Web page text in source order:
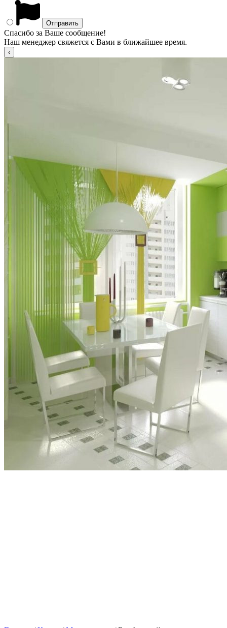
Спасибо за Ваше сообщение!
Наш менеджер свяжется с Вами в ближайшее время.